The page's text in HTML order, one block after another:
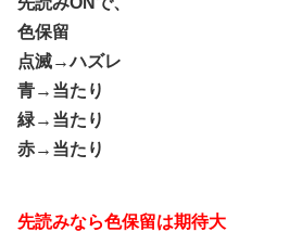
色保留
点滅→ハズレ
青→当たり
緑→当たり
赤→当たり
先読みなら色保留は期待大